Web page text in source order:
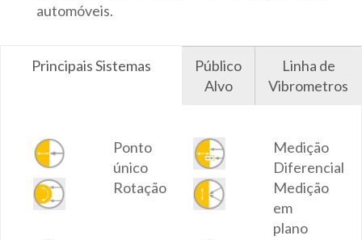
automóveis.
Principais Sistemas
Público
Alvo
Linha de
Vibrometros
Ponto
único
Medição
Diferencial
Rotação
Medição
em
plano